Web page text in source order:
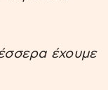
έχουμε